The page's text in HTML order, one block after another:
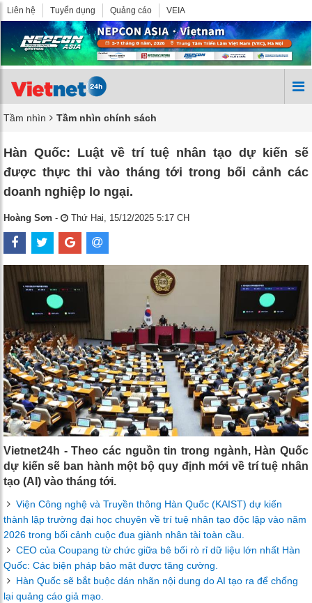
Liên hệ Tuyển dụng Quảng cáo VEIA
Tầm nhìn Tầm nhìn chính sách
Hàn Quốc: Luật về trí tuệ nhân tạo dự kiến ​​sẽ
được thực thi vào tháng tới trong bối cảnh các
doanh nghiệp lo ngại.
Hoàng Sơn - Thứ Hai, 15/12/2025 5:17 CH
Vietnet24h - Theo các nguồn tin trong ngành, Hàn Quốc
dự kiến ​​sẽ ban hành một bộ quy định mới về trí tuệ nhân
tạo (AI) vào tháng tới.
Viện Công nghệ và Truyền thông Hàn Quốc (KAIST) dự kiến ​​
thành lập trường đại học chuyên về trí tuệ nhân tạo độc lập vào năm
2026 trong bối cảnh cuộc đua giành nhân tài toàn cầu.
CEO của Coupang từ chức giữa bê bối rò rỉ dữ liệu lớn nhất Hàn
Quốc: Các biện pháp bảo mật được tăng cường.
Hàn Quốc sẽ bắt buộc dán nhãn nội dung do AI tạo ra để chống
lại quảng cáo giả mạo.